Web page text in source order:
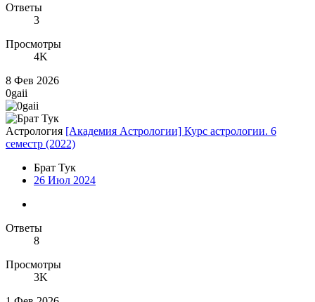
Ответы
3
Просмотры
4K
8 Фев 2026
0gaii
Астрология [Академия Астрологии] Курс астрологии. 6
семестр (2022)
Брат Тук
26 Июл 2024
Ответы
8
Просмотры
3K